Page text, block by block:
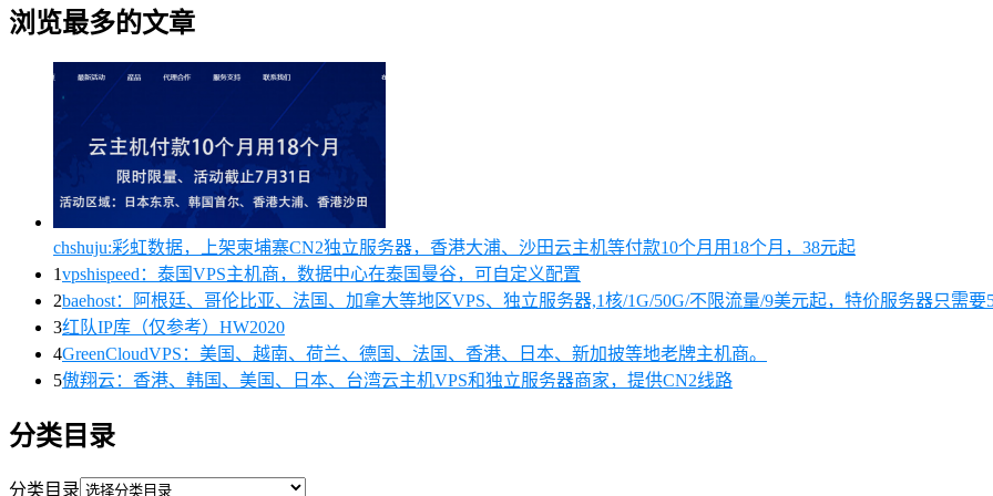
浏览最多的文章
chshuju:彩虹数据，上架柬埔寨CN2独立服务器，香港大浦、沙田云主机等付款10个月用18个月，38元起
1vpshispeed：泰国VPS主机商，数据中心在泰国曼谷，可自定义配置
2baehost：阿根廷、哥伦比亚、法国、加拿大等地区VPS、独立服务器,1核/1G/50G/不限流量/9美元起，特价服务器只需要
3红队IP库（仅参考）HW2020
4GreenCloudVPS：美国、越南、荷兰、德国、法国、香港、日本、新加披等地老牌主机商。
5傲翔云：香港、韩国、美国、日本、台湾云主机VPS和独立服务器商家，提供CN2线路
分类目录
分类目录